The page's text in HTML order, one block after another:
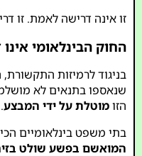
זו אינה דרישה לאמת. זו
החוק הבינלאומי
בניגוד לרמיזות
שנאספו בתנאים לא
הזומוטלת על ידי המבצע.
בתי משפט בינלאומיים
המואשם בפשע שולט